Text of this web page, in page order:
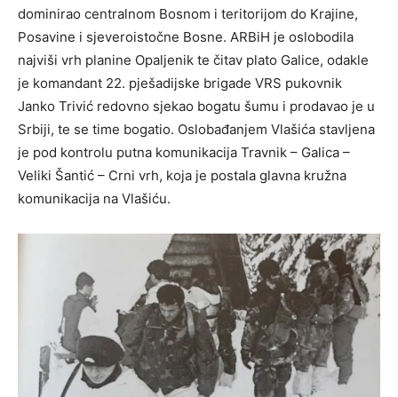
dominirao centralnom Bosnom i teritorijom do Krajine,
Posavine i sjeveroistočne Bosne. ARBiH je oslobodila
najviši vrh planine Opaljenik te čitav plato Galice, odakle
je komandant 22. pješadijske brigade VRS pukovnik
Janko Trivić redovno sjekao bogatu šumu i prodavao je u
Srbiji, te se time bogatio. Oslobađanjem Vlašića stavljena
je pod kontrolu putna komunikacija Travnik – Galica –
Veliki Šantić – Crni vrh, koja je postala glavna kružna
komunikacija na Vlašiću.